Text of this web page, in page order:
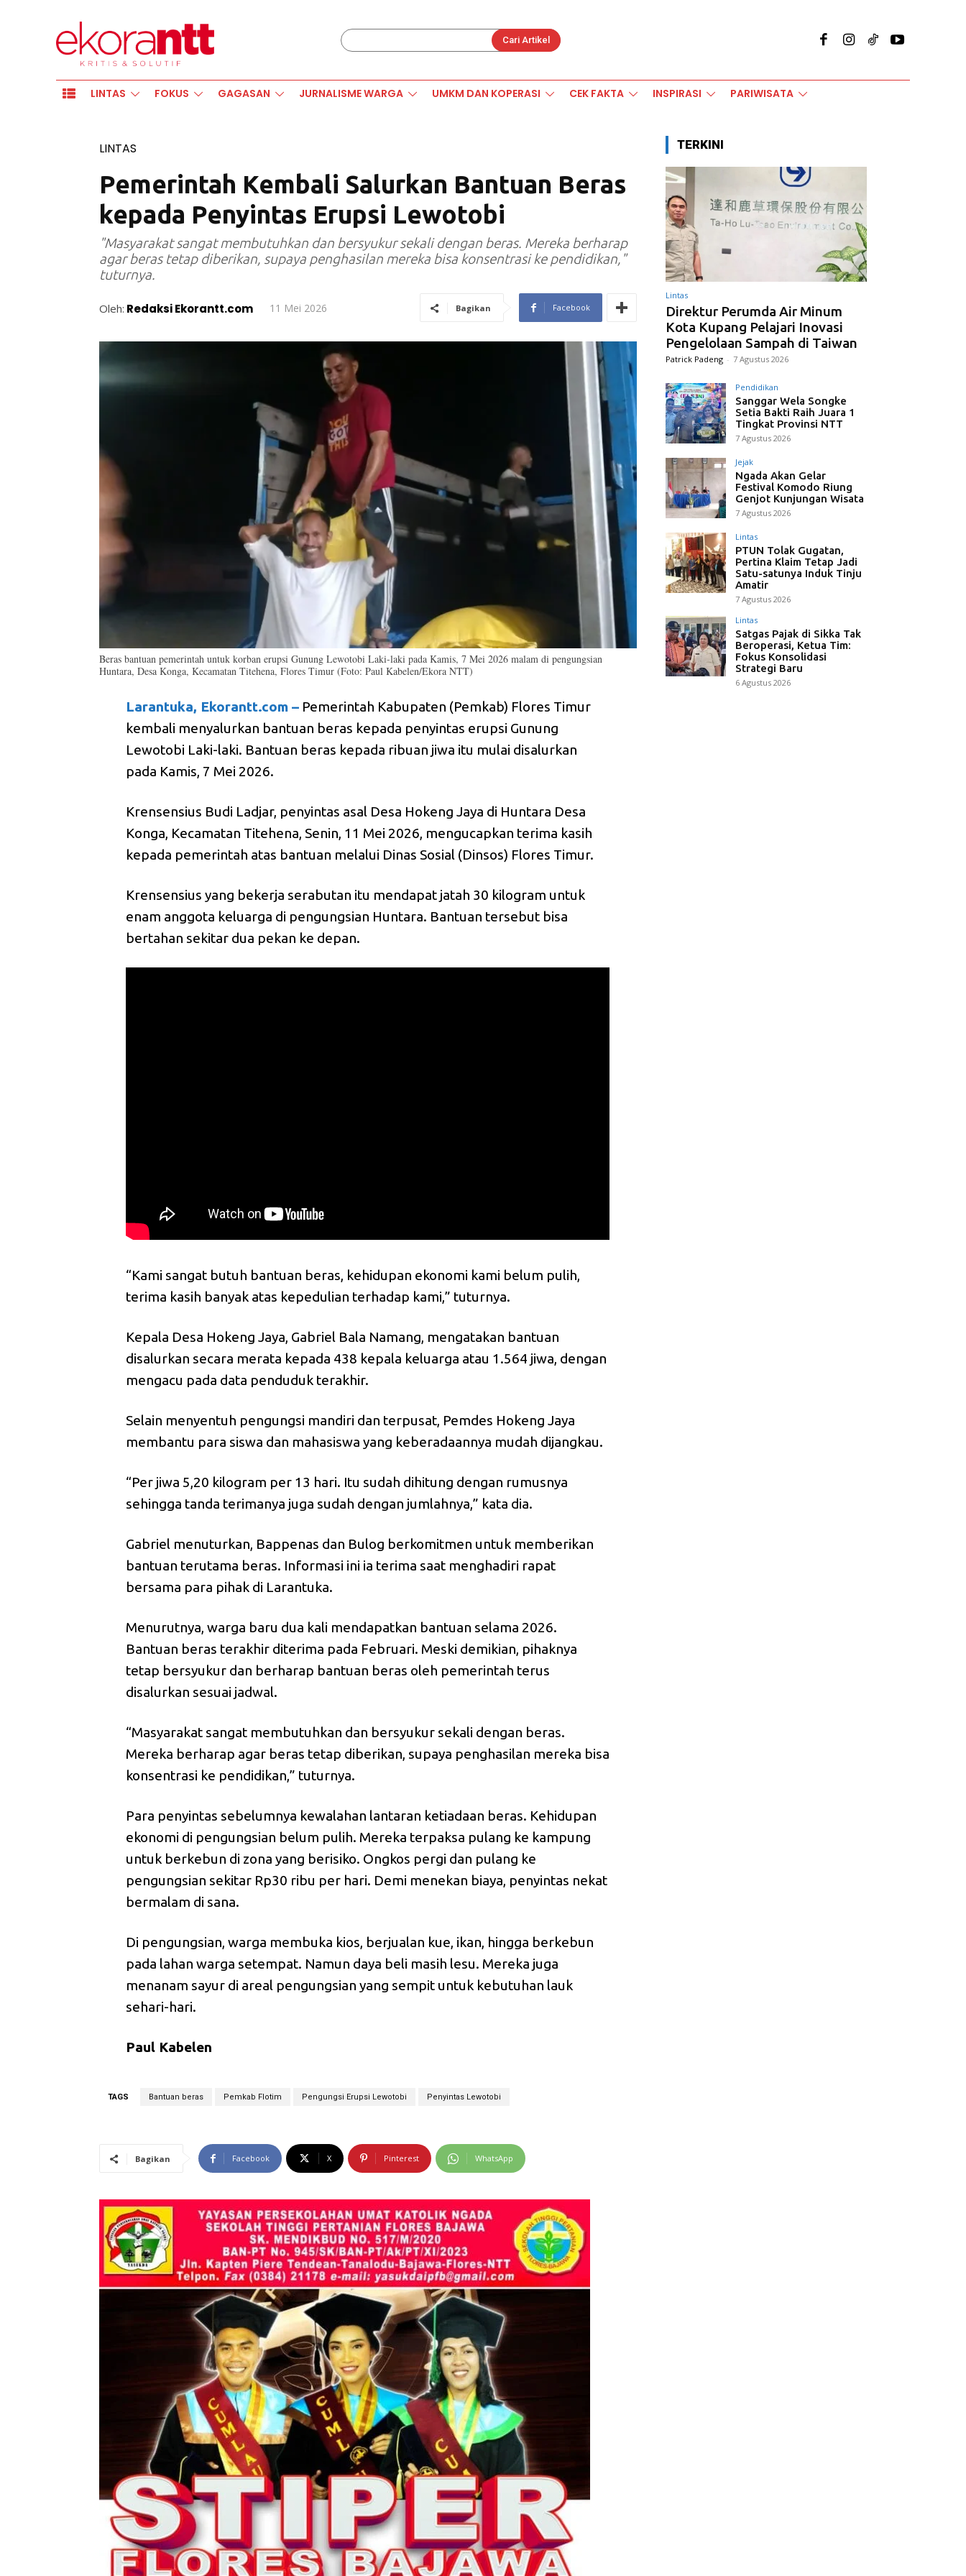
Cari Artikel
LINTAS FOKUS GAGASAN JURNALISME WARGA UMKM DAN KOPERASI CEK FAKTA INSPIRASI PARIWISATA
LINTAS
Pemerintah Kembali Salurkan Bantuan Beras
kepada Penyintas Erupsi Lewotobi
"Masyarakat sangat membutuhkan dan bersyukur sekali dengan beras. Mereka berharap
agar beras tetap diberikan, supaya penghasilan mereka bisa konsentrasi ke pendidikan,"
tuturnya.
Oleh: Redaksi Ekorantt.com 11 Mei 2026 Bagikan Facebook
Beras bantuan pemerintah untuk korban erupsi Gunung Lewotobi Laki-laki pada Kamis, 7 Mei 2026 malam di pengungsian
Huntara, Desa Konga, Kecamatan Titehena, Flores Timur (Foto: Paul Kabelen/Ekora NTT)
Larantuka, Ekorantt.com – Pemerintah Kabupaten (Pemkab) Flores Timur
kembali menyalurkan bantuan beras kepada penyintas erupsi Gunung
Lewotobi Laki-laki. Bantuan beras kepada ribuan jiwa itu mulai disalurkan
pada Kamis, 7 Mei 2026.
Krensensius Budi Ladjar, penyintas asal Desa Hokeng Jaya di Huntara Desa
Konga, Kecamatan Titehena, Senin, 11 Mei 2026, mengucapkan terima kasih
kepada pemerintah atas bantuan melalui Dinas Sosial (Dinsos) Flores Timur.
Krensensius yang bekerja serabutan itu mendapat jatah 30 kilogram untuk
enam anggota keluarga di pengungsian Huntara. Bantuan tersebut bisa
bertahan sekitar dua pekan ke depan.
“Kami sangat butuh bantuan beras, kehidupan ekonomi kami belum pulih,
terima kasih banyak atas kepedulian terhadap kami,” tuturnya.
Kepala Desa Hokeng Jaya, Gabriel Bala Namang, mengatakan bantuan
disalurkan secara merata kepada 438 kepala keluarga atau 1.564 jiwa, dengan
mengacu pada data penduduk terakhir.
Selain menyentuh pengungsi mandiri dan terpusat, Pemdes Hokeng Jaya
membantu para siswa dan mahasiswa yang keberadaannya mudah dijangkau.
“Per jiwa 5,20 kilogram per 13 hari. Itu sudah dihitung dengan rumusnya
sehingga tanda terimanya juga sudah dengan jumlahnya,” kata dia.
Gabriel menuturkan, Bappenas dan Bulog berkomitmen untuk memberikan
bantuan terutama beras. Informasi ini ia terima saat menghadiri rapat
bersama para pihak di Larantuka.
Menurutnya, warga baru dua kali mendapatkan bantuan selama 2026.
Bantuan beras terakhir diterima pada Februari. Meski demikian, pihaknya
tetap bersyukur dan berharap bantuan beras oleh pemerintah terus
disalurkan sesuai jadwal.
“Masyarakat sangat membutuhkan dan bersyukur sekali dengan beras.
Mereka berharap agar beras tetap diberikan, supaya penghasilan mereka bisa
konsentrasi ke pendidikan,” tuturnya.
Para penyintas sebelumnya kewalahan lantaran ketiadaan beras. Kehidupan
ekonomi di pengungsian belum pulih. Mereka terpaksa pulang ke kampung
untuk berkebun di zona yang berisiko. Ongkos pergi dan pulang ke
pengungsian sekitar Rp30 ribu per hari. Demi menekan biaya, penyintas nekat
bermalam di sana.
Di pengungsian, warga membuka kios, berjualan kue, ikan, hingga berkebun
pada lahan warga setempat. Namun daya beli masih lesu. Mereka juga
menanam sayur di areal pengungsian yang sempit untuk kebutuhan lauk
sehari-hari.
Paul Kabelen
TAGS Bantuan beras Pemkab Flotim Pengungsi Erupsi Lewotobi Penyintas Lewotobi
Bagikan Facebook X Pinterest WhatsApp
TERKINI
Lintas
Direktur Perumda Air Minum
Kota Kupang Pelajari Inovasi
Pengelolaan Sampah di Taiwan
Patrick Padeng - 7 Agustus 2026
Pendidikan
Sanggar Wela Songke
Setia Bakti Raih Juara 1
Tingkat Provinsi NTT
7 Agustus 2026
Jejak
Ngada Akan Gelar
Festival Komodo Riung
Genjot Kunjungan Wisata
7 Agustus 2026
Lintas
PTUN Tolak Gugatan,
Pertina Klaim Tetap Jadi
Satu-satunya Induk Tinju
Amatir
7 Agustus 2026
Lintas
Satgas Pajak di Sikka Tak
Beroperasi, Ketua Tim:
Fokus Konsolidasi
Strategi Baru
6 Agustus 2026